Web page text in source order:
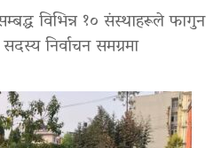
विभिन्न १० संस्थाहरूले फागुन
निर्वाचन समग्रमा